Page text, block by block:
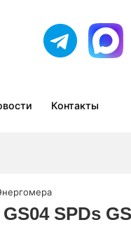
Контакты
GS04 SPDs